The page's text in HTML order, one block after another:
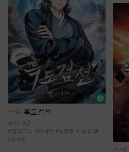
소설 흑도검선
19.9만
#검객/무사 #먼치킨 #성장물 #사이다물
#통쾌함
소설